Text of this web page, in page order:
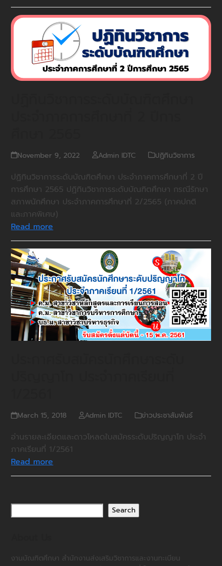
November 9, 2022 Admin IDTC ปฏิทินวิชาการ
ปฏิทินวิชาการระดับบัณฑิตศึกษา ประจําภาคการศึกษาที่ 2 ปี
การศึกษา 2565 ปฏิทินวิชาการระดับบัณฑิตศึกษา กรณีรักษา
สภาพนักศึกษา ประจําภาคการศึกษาที่ 2/2565 (ภาคปกติ
และภาคพิเศษ)
Read more
March 15, 2018 Admin IDTC ข่าวประชาสัมพันธ์
อ่านรายละเอียดและดาวโหลดใบสมัครระดับปริญญาโท ประจำ
ภาคเรียนที่ 1/2561
Read more
Search
งานบัณฑิตศึกษา สำนักงานส่งเสริมวิชาการและงานทะเบียน